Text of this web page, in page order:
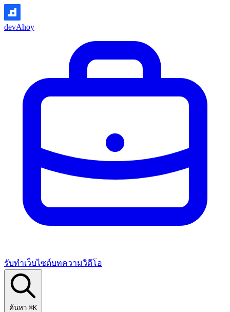
devAhoy
รับทำเว็บไซต์บทความวิดีโอ
ค้นหา ⌘K